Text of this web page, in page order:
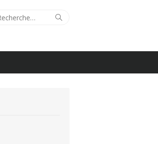
Rechercher